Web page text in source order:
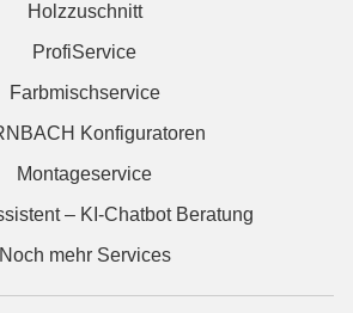
Holzzuschnitt
ProfiService
Farbmischservice
Konfiguratoren
Montageservice
– KI-Chatbot Beratung
Noch mehr Services